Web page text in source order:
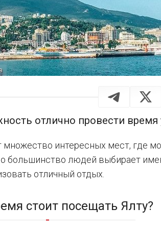
отлично провести время
интересных мест, где
большинство людей выбирает
отличный отдых.
стоит посещать Ялту?